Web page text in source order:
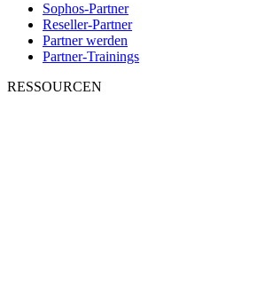
Sophos-Partner
Reseller-Partner
Partner werden
Partner-Trainings
RESSOURCEN